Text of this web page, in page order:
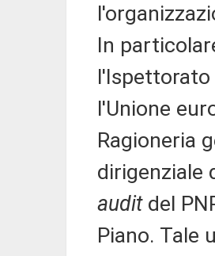
In
l'Unione
Ragioneria
dirigenziale
auditdel
Piano. Tale